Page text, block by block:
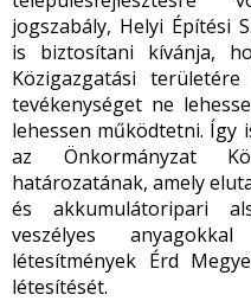
jogszabály, Helyi Építési
is biztosítani kívánja,
Közigazgatási
tevékenységet ne
lehessen működtetni. Így
az Önkormányzat
határozatának, amely
és akkumulátoripari
veszélyes
létesítmények Érd
létesítését.